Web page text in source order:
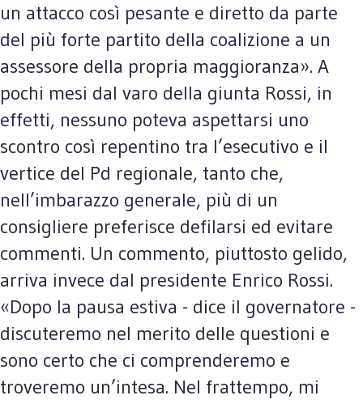
un attacco così pesante e diretto da parte
del più forte partito della coalizione a un
assessore della propria maggioranza». A
pochi mesi dal varo della giunta Rossi, in
effetti, nessuno poteva aspettarsi uno
scontro così repentino tra l’esecutivo e il
vertice del Pd regionale, tanto che,
nell’imbarazzo generale, più di un
consigliere preferisce defilarsi ed evitare
commenti. Un commento, piuttosto gelido,
arriva invece dal presidente Enrico Rossi.
«Dopo la pausa estiva - dice il governatore -
discuteremo nel merito delle questioni e
sono certo che ci comprenderemo e
troveremo un’intesa. Nel frattempo, mi